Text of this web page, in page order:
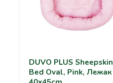
DUVO PLUS Sheepskin
Bed Oval, Pink, Лежак